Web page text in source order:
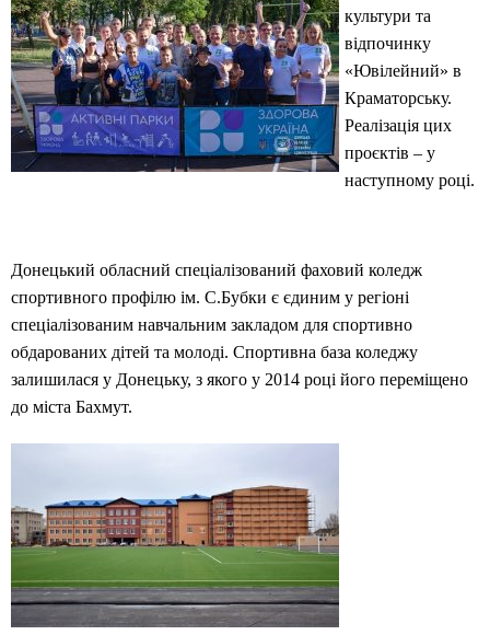
культури та
відпочинку
«Ювілейний» в
Краматорську.
Реалізація цих
проєктів – у
наступному році.
Донецький обласний спеціалізований фаховий коледж
спортивного профілю ім. С.Бубки є єдиним у регіоні
спеціалізованим навчальним закладом для спортивно
обдарованих дітей та молоді. Спортивна база коледжу
залишилася у Донецьку, з якого у 2014 році його переміщено
до міста Бахмут.